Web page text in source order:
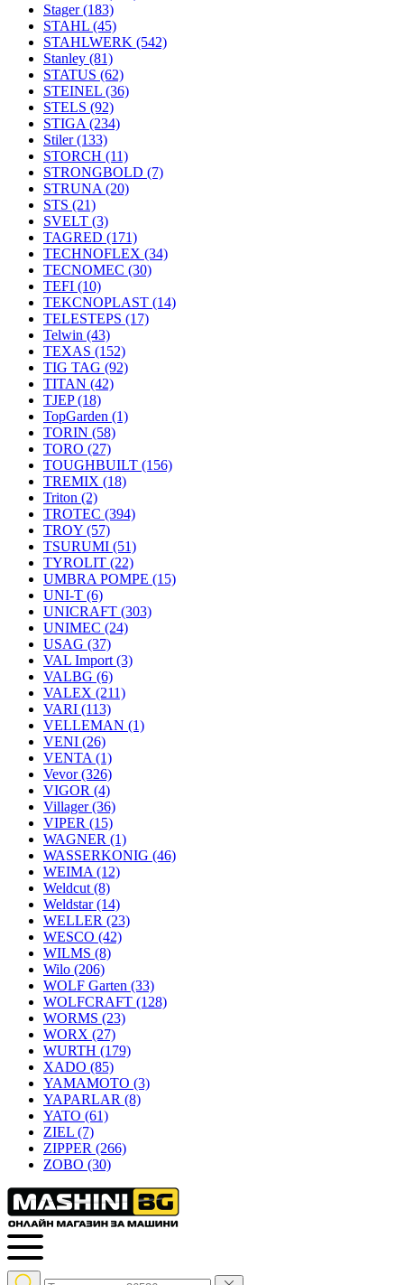
Stager(183)
STAHL (45)
STAHLWERK (542)
Stanley (81)
STATUS (62)
STEINEL (36)
STELS (92)
STIGA (234)
Stiler(133)
STORCH (11)
STRONGBOLD (7)
STRUNA (20)
STS (21)
SVELT (3)
TAGRED (171)
TECHNOFLEX (34)
TECNOMEC (30)
TEFI (10)
TEKCNOPLAST (14)
TELESTEPS (17)
Telwin (43)
TEXAS (152)
TIG TAG (92)
TITAN (42)
TJEP(18)
TopGarden (1)
TORIN (58)
TORO (27)
TOUGHBUILT (156)
TREMIX (18)
Triton (2)
TROTEC (394)
TROY (57)
TSURUMI (51)
TYROLIT (22)
UMBRA POMPE (15)
UNI-T (6)
UNICRAFT (303)
UNIMEC (24)
USAG (37)
VAL Import (3)
VALBG (6)
VALEX (211)
VARI (113)
VELLEMAN (1)
VENI (26)
VENTA (1)
Vevor(326)
VIGOR (4)
Villager(36)
VIPER (15)
WAGNER (1)
WASSERKONIG (46)
WEIMA (12)
Weldcut (8)
Weldstar(14)
WELLER (23)
WESCO (42)
WILMS (8)
Wilo (206)
WOLF Garten (33)
WOLFCRAFT (128)
WORMS (23)
WORX (27)
WURTH (179)
XADO (85)
YAMAMOTO (3)
YAPARLAR (8)
YATO (61)
ZIEL (7)
ZIPPER (266)
ZOBO (30)